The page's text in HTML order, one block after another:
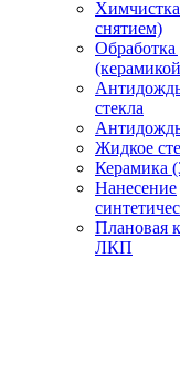
снятием)
Обработка
стекла
Жидкое
Керамика
Нанесение
Плановая
ЛКП